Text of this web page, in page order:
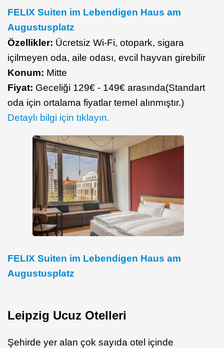
FELIX Suiten im Lebendigen Haus am
Augustusplatz
Özellikler: Ücretsiz Wi-Fi, otopark, sigara
içilmeyen oda, aile odası, evcil hayvan girebilir
Konum: Mitte
Fiyat: Geceliği 129€ - 149€ arasında(Standart
oda için ortalama fiyatlar temel alınmıştır.)
Detaylı bilgi için tıklayın.
FELIX Suiten im Lebendigen Haus am
Augustusplatz
Leipzig Ucuz Otelleri
Şehirde yer alan çok sayıda otel içinde